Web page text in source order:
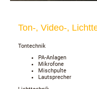
Ton-, Video-,
Tontechnik
PA-Anlagen
Mikrofone
Mischpulte
Lautsprecher